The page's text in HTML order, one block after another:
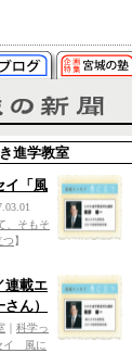
進学教室
イ「風
、そもそ
】
連載エ
ん）
科学っ
イ 風に